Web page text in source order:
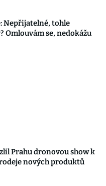
Nepřijatelné, tohle
Omlouvám se, nedokážu
Prahu dronovou show k
nových produktů